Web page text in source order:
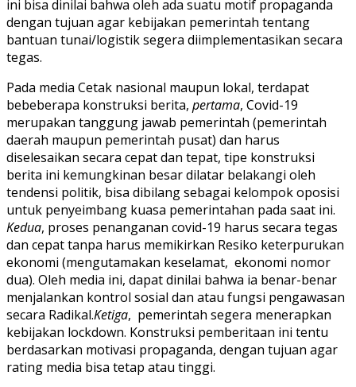
ini bisa dinilai bahwa oleh ada suatu motif propaganda
dengan tujuan agar kebijakan pemerintah tentang
bantuan tunai/logistik segera diimplementasikan secara
tegas.
Pada media Cetak nasional maupun lokal, terdapat
bebeberapa konstruksi berita, pertama, Covid-19
merupakan tanggung jawab pemerintah (pemerintah
daerah maupun pemerintah pusat) dan harus
diselesaikan secara cepat dan tepat, tipe konstruksi
berita ini kemungkinan besar dilatar belakangi oleh
tendensi politik, bisa dibilang sebagai kelompok oposisi
untuk penyeimbang kuasa pemerintahan pada saat ini.
Kedua, proses penanganan covid-19 harus secara tegas
dan cepat tanpa harus memikirkan Resiko keterpurukan
ekonomi (mengutamakan keselamat, ekonomi nomor
dua). Oleh media ini, dapat dinilai bahwa ia benar-benar
menjalankan kontrol sosial dan atau fungsi pengawasan
secara Radikal.Ketiga, pemerintah segera menerapkan
kebijakan lockdown. Konstruksi pemberitaan ini tentu
berdasarkan motivasi propaganda, dengan tujuan agar
rating media bisa tetap atau tinggi.